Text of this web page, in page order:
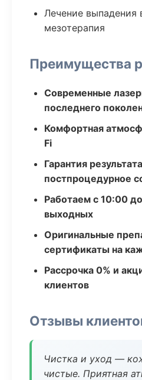
Лечение выпадения
мезотерапия
Преимущества
Современные
последнего
Комфортная
Fi
Гарантия
постпроцедурное
Работаем с 10:00
выходных
Оригинальные
сертификаты на
Рассрочка 0% и
клиентов
Отзывы
Чистка и уход —
чистые. Приятная